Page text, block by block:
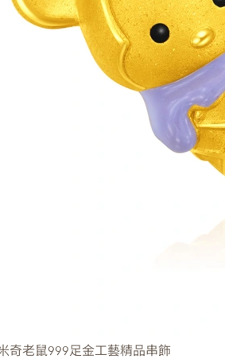
奇老鼠999足金工藝精品串飾